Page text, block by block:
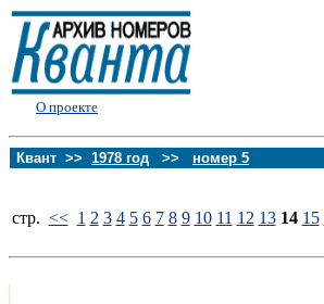
О проекте
Квант >> 1978 год >> номер 5
стp. << 1 2 3 4 5 6 7 8 9 10 11 12 13 14 15